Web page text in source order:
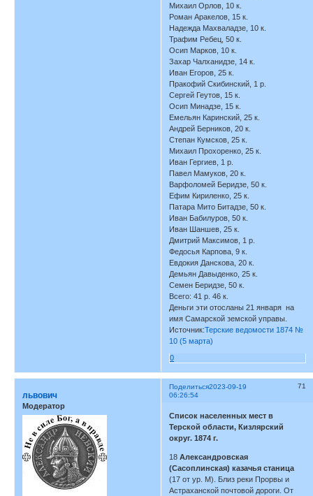
Михаил Орлов, 10 к.
Роман Аракелов, 15 к.
Надежда Махваладзе, 10 к.
Трафим Ребец, 50 к.
Осип Марков, 10 к.
Захар Чалханидзе, 14 к.
Иван Егоров, 25 к.
Пракофий Скибинский, 1 р.
Сергей Геутов, 15 к.
Осип Минадзе, 15 к.
Емельян Каринский, 25 к.
Андрей Берников, 20 к.
Степан Кумсков, 25 к.
Михаил Прохоренко, 25 к.
Иван Гергиев, 1 р.
Павел Мамуков, 20 к.
Варфоломей Беридзе, 50 к.
Ефим Кириленко, 25 к.
Патара Мито Битадзе, 50 к.
Иван Бабилуров, 50 к.
Иван Шаншев, 25 к.
Дмитрий Максимов, 1 р.
Федосья Карпова, 9 к.
Евдокия Данскова, 20 к.
Демьян Давыденко, 25 к.
Семен Беридзе, 50 к.
Всего: 41 р. 46 к.
Деньги эти отосланы 21 января на
имя Самарской земской управы.
Источник:Терские ведомости 1874 №
10 (5 марта)
0
Поделиться 71
2023-09-19
06:26:54
львович
Модератор
Список населенных мест в
Терской области, Кизлярский
округ. 1874 г.
18Александровская
(Сасоплинская) казачья станица
(17 от ур. М). Близ реки Прорвы и
Астраханской почтовой дороги. От